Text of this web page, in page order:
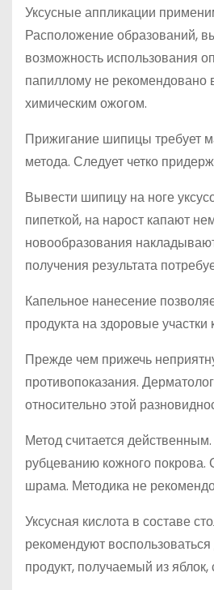
Уксусные аппликации
Расположение образований,
возможность использования
папиллому не рекомендовано
химическим ожогом.
Прижигание шипицы требует
метода. Следует четко
Вывести шипицу на ноге
пипеткой, на нарост капают
новообразования
получения результата
Капельное нанесение
продукта на здоровые
Прежде чем прижечь
противопоказания.
относительно этой
Метод считается
рубцеванию кожного
шрама. Методика не
Уксусная кислота в составе
рекомендуют
продукт, получаемый из